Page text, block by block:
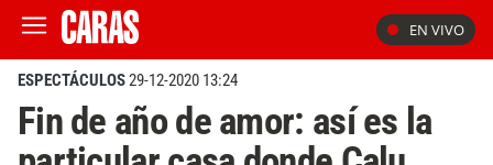
EN VIVO
ESPECTÁCULOS29-12-2020 13:24
Fin de año de amor: así es la